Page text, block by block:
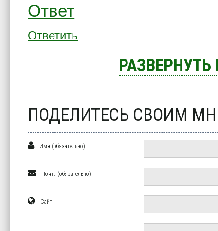
Ответ
Ответить
ПОДЕЛИТЕСЬ СВОИМ
Имя (обязательно)
Почта (обязательно)
Сайт